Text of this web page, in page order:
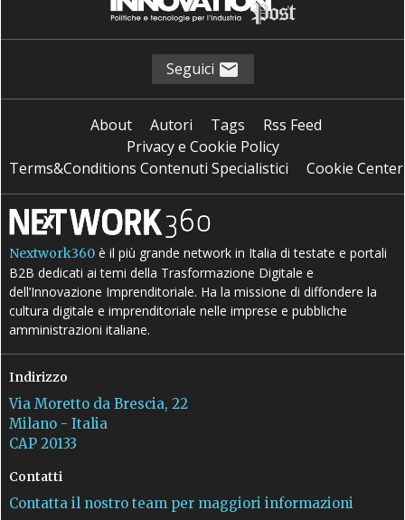
Seguici
About Autori Tags
Rss Feed
Privacy e Cookie Policy
Terms&Conditions Contenuti Specialistici
Cookie Center
Nextwork360 è il più grande network in Italia di testate e portali
B2B dedicati ai temi della Trasformazione Digitale e
dell’Innovazione Imprenditoriale. Ha la missione di diffondere la
cultura digitale e imprenditoriale nelle imprese e pubbliche
amministrazioni italiane.
Indirizzo
Via Moretto da Brescia, 22
Milano - Italia
CAP 20133
Contatti
Contatta il nostro team per maggiori informazioni